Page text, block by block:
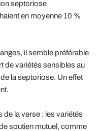
septoriose
en moyenne 10 %
il semble préférable
de variétés sensibles au
la septoriose. Un effet
la verse : les variétés
soutien mutuel, comme